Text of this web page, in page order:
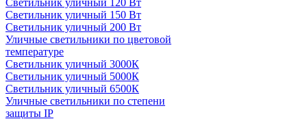
Светильник уличный 120 Вт
Светильник уличный 150 Вт
Светильник уличный 200 Вт
Уличные светильники по цветовой
температуре
Cветильник уличный 3000К
Cветильник уличный 5000К
Cветильник уличный 6500К
Уличные светильники по степени
защиты IP